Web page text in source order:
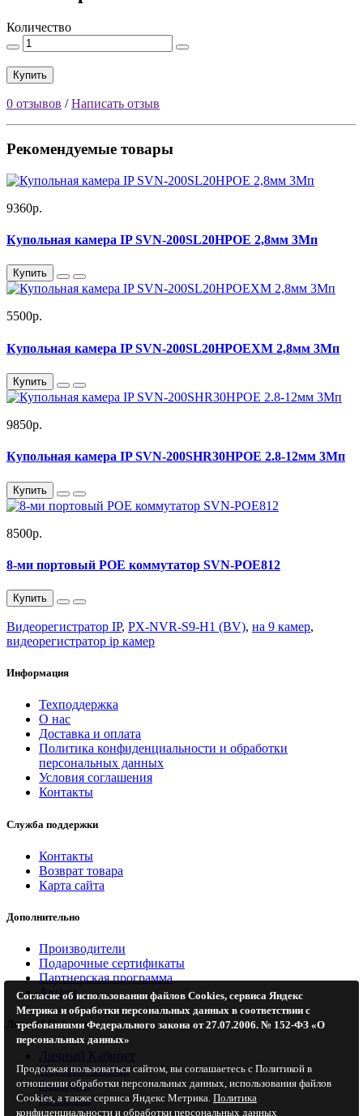
Количество
Купить
0 отзывов /Написать отзыв
Рекомендуемые товары
9360р.
Купольная камера IP SVN-200SL20HPOE 2,8мм 3Мп
Купить
5500р.
Купольная камера IP SVN-200SL20HPOEXM 2,8мм 3Мп
Купить
9850р.
Купольная камера IP SVN-200SHR30HPOE 2.8-12мм 3Мп
Купить
8500р.
8-ми портовый POE коммутатор SVN-POE812
Купить
Видеорегистратор IP, PX-NVR-S9-H1 (BV), на 9 камер,
видеорегистратор ip камер
Информация
Техподдержка
О нас
Доставка и оплата
Политика конфиденциальности и обработки
персональных данных
Условия соглашения
Контакты
Служба поддержки
Контакты
Возврат товара
Карта сайта
Дополнительно
Производители
Подарочные сертификаты
Партнерская программа
Акции
Личный Кабинет
Личный Кабинет
История заказов
Закладки
Рассылка
Согласие об использовании файлов Cookies, сервиса Яндекс
Метрика и обработки персональных данных в соответствии с
требованиями Федерального закона от 27.07.2006. № 152-ФЗ «О
персональных данных»
Продолжая пользоваться сайтом, вы соглашаетесь с Политикой в
отношении обработки персональных данных, использования файлов
Cookies, а также сервиса Яндекс Метрика. Политика
конфиденциальности и обработки персональных данных